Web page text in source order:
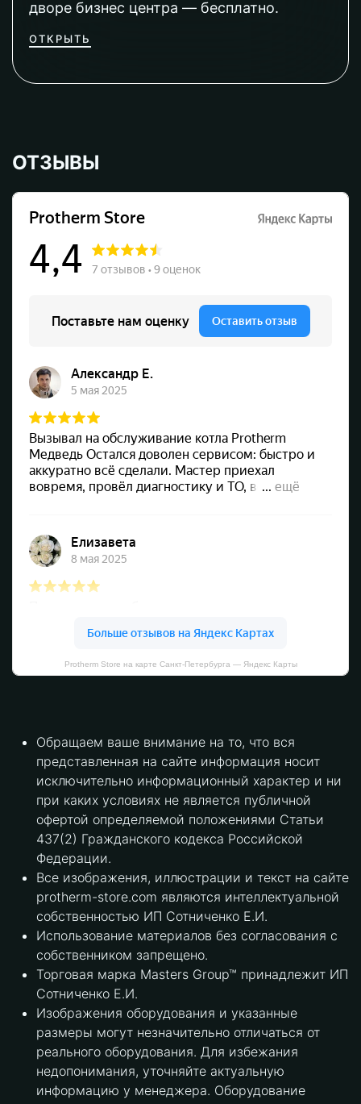
дворе бизнес центра — бесплатно.
ОТКРЫТЬ
ОТЗЫВЫ
Protherm Store на карте Санкт‑Петербурга — Яндекс Карты
Обращаем ваше внимание на то, что вся
представленная на сайте информация носит
исключительно информационный характер и ни
при каких условиях не является публичной
офертой определяемой положениями Статьи
437(2) Гражданского кодекса Российской
Федерации.
Все изображения, иллюстрации и текст на сайте
protherm-store.com являются интеллектуальной
собственностью ИП Сотниченко Е.И.
Использование материалов без согласования с
собственником запрещено.
Торговая марка Masters Group™ принадлежит ИП
Сотниченко Е.И.
Изображения оборудования и указанные
размеры могут незначительно отличаться от
реального оборудования. Для избежания
недопонимания, уточняйте актуальную
информацию у менеджера. Оборудование